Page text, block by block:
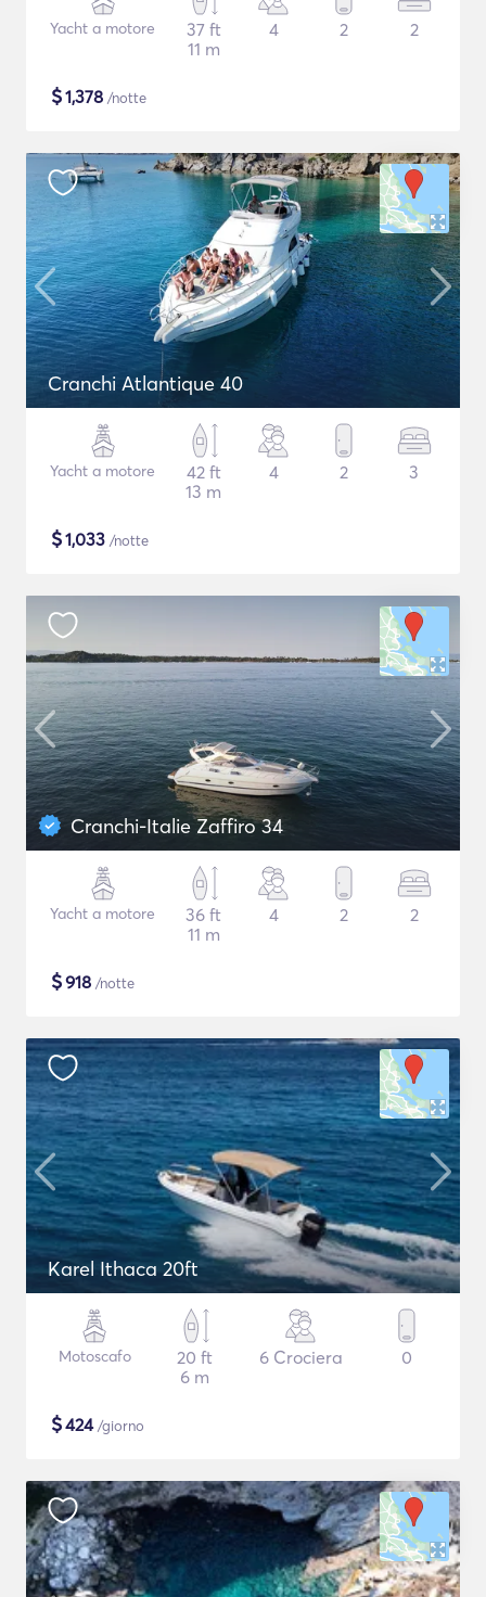
Yacht a motore
37 ft
11 m
4 2 2
$1,378 /notte
Cranchi Atlantique 40
Yacht a motore
42 ft
13 m
4 2 3
$1,033 /notte
Cranchi-Italie Zaffiro 34
Yacht a motore
36 ft
11 m
4 2 2
$918 /notte
Karel Ithaca 20ft
Motoscafo
20 ft
6 m
6 Crociera 0
$424/giorno